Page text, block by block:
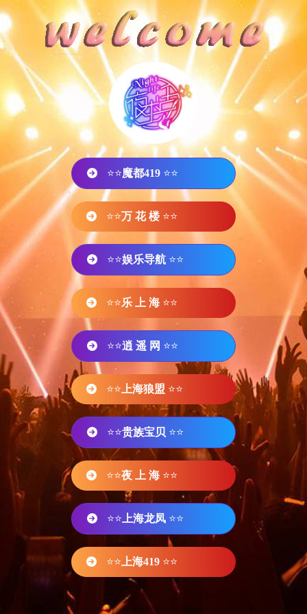
⭐⭐魔都419 ⭐⭐
⭐⭐万 花 楼 ⭐⭐
⭐⭐娱乐导航 ⭐⭐
⭐⭐乐 上 海 ⭐⭐
⭐⭐逍 遥 网 ⭐⭐
⭐⭐ 上海狼盟 ⭐⭐
⭐⭐贵族宝贝 ⭐⭐
⭐⭐夜 上 海 ⭐⭐
⭐⭐ 上海龙凤 ⭐⭐
⭐⭐ 上海419 ⭐⭐